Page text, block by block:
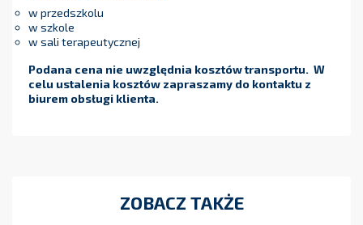
w przedszkolu
w szkole
w sali terapeutycznej
Podana cena nie uwzględnia kosztów transportu. W
celu ustalenia kosztów zapraszamy do kontaktu z
biurem obsługi klienta.
ZOBACZ TAKŻE